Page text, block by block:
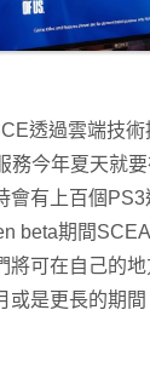
透過雲端技
務今年夏天就
會有上百個
beta期間
將可在自己的
或是更長的期間